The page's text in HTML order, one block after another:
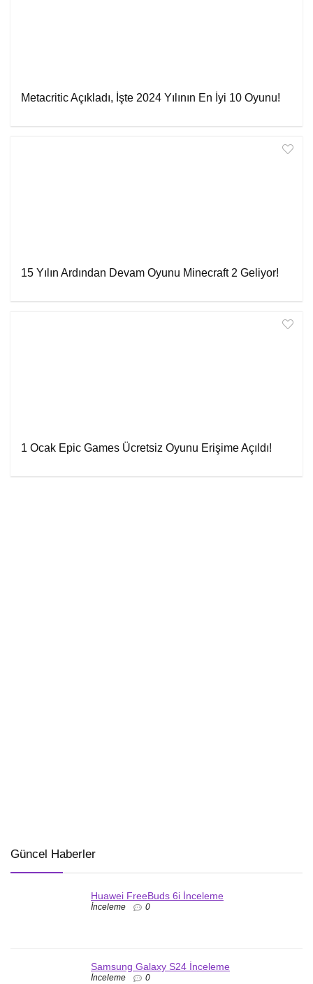
Metacritic Açıkladı, İşte 2024 Yılının En İyi 10 Oyunu!
15 Yılın Ardından Devam Oyunu Minecraft 2 Geliyor!
1 Ocak Epic Games Ücretsiz Oyunu Erişime Açıldı!
Güncel Haberler
Huawei FreeBuds 6i İnceleme
İnceleme 0
Samsung Galaxy S24 İnceleme
İnceleme 0